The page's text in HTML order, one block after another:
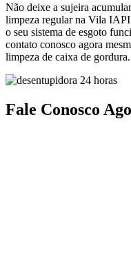
Não deixe a sujeira
limpeza regular na Vila
o seu sistema de esgoto
contato conosco agora
limpeza de caixa de gordura.
Fale Conosco